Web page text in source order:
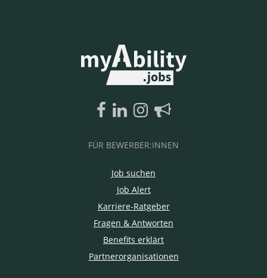
FÜR BEWERBER:INNEN
Job suchen
Job Alert
Karriere-Ratgeber
Fragen & Antworten
Benefits erklärt
Partnerorganisationen